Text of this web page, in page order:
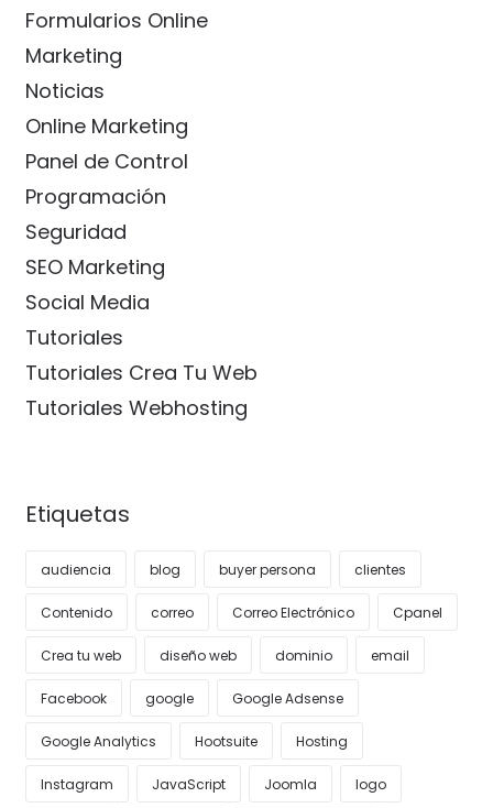
Formularios Online
Marketing
Noticias
Online Marketing
Panel de Control
Programación
Seguridad
SEO Marketing
Social Media
Tutoriales
Tutoriales Crea Tu Web
Tutoriales Webhosting
Etiquetas
audiencia blog buyer persona clientes
Contenido correo Correo Electrónico Cpanel
Crea tu web diseño web dominio email
Facebook google Google Adsense
Google Analytics Hootsuite Hosting
Instagram JavaScript Joomla logo